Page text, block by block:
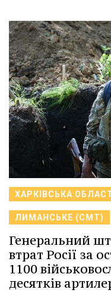
ХАРКІВСЬКА
ЛИМАНСЬКЕ (СМТ)
Генеральний
втрат Росії за
1100
десятків